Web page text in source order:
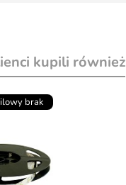
kupili również
brak